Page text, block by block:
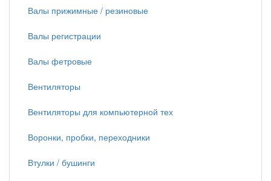
Валы прижимные / резиновые
Валы регистрации
Валы фетровые
Вентиляторы
Вентиляторы для компьютерной тех
Воронки, пробки, переходники
Втулки / бушинги